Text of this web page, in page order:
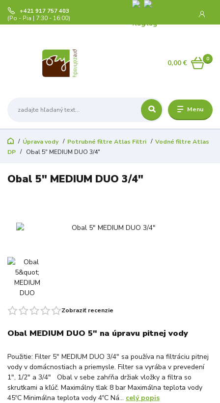
Menu
+421 917 757 403
(Po - Pia | 7:30 - 16:00)
0
0,00 €
Úprava vody Potrubné filtre Atlas Filtri
Vodné filtre Atlas
DP
Obal 5" MEDIUM DUO 3/4"
Obal 5" MEDIUM DUO 3/4"
Zobraziť recenzie
Obal MEDIUM DUO 5" na úpravu pitnej vody
Použitie: Filter 5" MEDIUM DUO 3/4" sa používa na filtráciu pitnej
vody v domácnostiach a priemysle. Filter sa vyrába v prevedení
1", 1/2" a 3/4" Obal v sebe zahŕňa držiak vložky a filtra so
skrutkami a kľúč. Maximálny tlak 8 bar Maximálna teplota vody
45ºC Minimálna teplota vody 4ºC Ná... celý popis